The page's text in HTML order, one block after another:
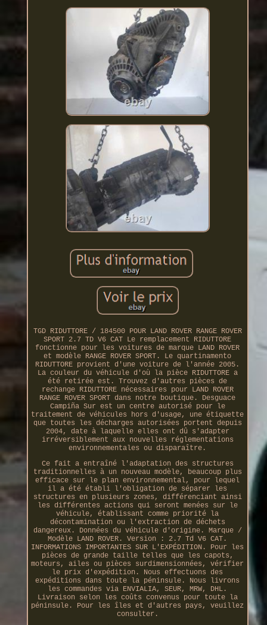
TGD RIDUTTORE / 184500 POUR LAND ROVER RANGE ROVER
SPORT 2.7 TD V6 CAT Le remplacement RIDUTTORE
fonctionne pour les voitures de marque LAND ROVER
et modèle RANGE ROVER SPORT. Le quartinamento
RIDUTTORE provient d'une voiture de l'année 2005.
La couleur du véhicule d'où la pièce RIDUTTORE a
été retirée est. Trouvez d'autres pièces de
rechange RIDUTTORE nécessaires pour LAND ROVER
RANGE ROVER SPORT dans notre boutique. Desguace
Campiña Sur est un centre autorisé pour le
traitement de véhicules hors d'usage, une étiquette
que toutes les décharges autorisées portent depuis
2004, date à laquelle elles ont dû s'adapter
irréversiblement aux nouvelles réglementations
environnementales ou disparaître.
Ce fait a entraîné l'adaptation des structures
traditionnelles à un nouveau modèle, beaucoup plus
efficace sur le plan environnemental, pour lequel
il a été établi l'obligation de séparer les
structures en plusieurs zones, différenciant ainsi
les différentes actions qui seront menées sur le
véhicule, établissant comme priorité la
décontamination ou l'extraction de déchets
dangereux. Données du véhicule d'origine. Marque /
Modèle LAND ROVER. Version : 2.7 Td V6 CAT.
INFORMATIONS IMPORTANTES SUR L'EXPÉDITION. Pour les
pièces de grande taille telles que les capots,
moteurs, ailes ou pièces surdimensionnées, vérifier
le prix d'expédition. Nous effectuons des
expéditions dans toute la péninsule. Nous livrons
les commandes via ENVIALIA, SEUR, MRW, DHL.
Livraison selon les coûts convenus pour toute la
péninsule. Pour les îles et d'autres pays, veuillez
consulter.